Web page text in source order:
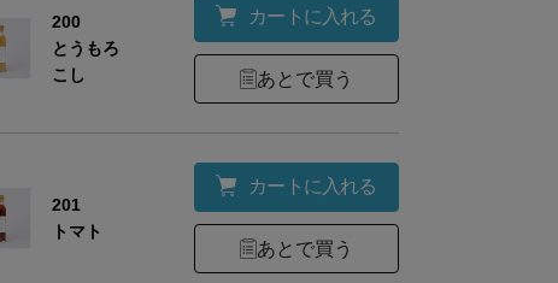
200
とうもろ
こし
カートに入れる
あとで買う
201
トマト
カートに入れる
あとで買う